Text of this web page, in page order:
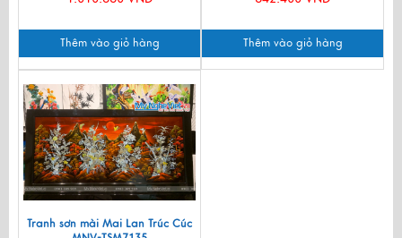
Thêm vào giỏ hàng Thêm vào giỏ hàng
Tranh sơn mài Mai Lan Trúc Cúc